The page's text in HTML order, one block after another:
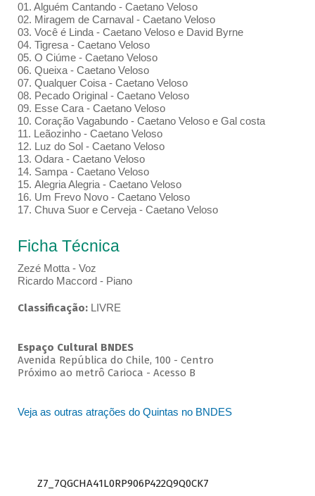
01. Alguém Cantando - Caetano Veloso
02. Miragem de Carnaval - Caetano Veloso
03. Você é Linda - Caetano Veloso e David Byrne
04. Tigresa - Caetano Veloso
05. O Ciúme - Caetano Veloso
06. Queixa - Caetano Veloso
07. Qualquer Coisa - Caetano Veloso
08. Pecado Original - Caetano Veloso
09. Esse Cara - Caetano Veloso
10. Coração Vagabundo - Caetano Veloso e Gal costa
11. Leãozinho - Caetano Veloso
12. Luz do Sol - Caetano Veloso
13. Odara - Caetano Veloso
14. Sampa - Caetano Veloso
15. Alegria Alegria - Caetano Veloso
16. Um Frevo Novo - Caetano Veloso
17. Chuva Suor e Cerveja - Caetano Veloso
Ficha Técnica
Zezé Motta - Voz
Ricardo Maccord - Piano
Classificação: LIVRE
Espaço Cultural BNDES
Avenida República do Chile, 100 - Centro
Próximo ao metrô Carioca - Acesso B
Veja as outras atrações do Quintas no BNDES
Z7_7QGCHA41L0RP906P422Q9Q0CK7